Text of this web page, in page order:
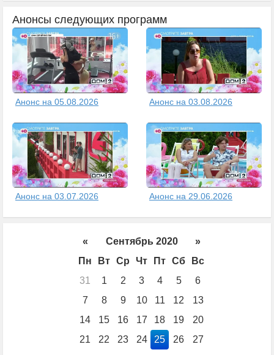
Анонсы следующих программ
Анонс на 05.08.2026 Анонс на 03.08.2026
Анонс на 03.07.2026 Анонс на 29.06.2026
« Сентябрь 2020
»
Пн
Вт Ср Чт Пт Сб
Вс
31
1 2 3 4 5
6
7
8 9 10 11 12
13
14
15 16 17 18 19
20
21
22 23 24 25 26
27